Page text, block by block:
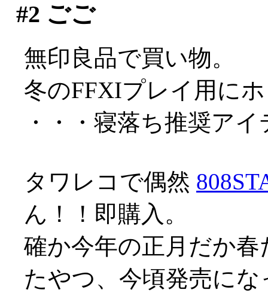
#2 ごご
無印良品で買い物。
冬のFFXIプレイ用に
・・・寝落ち推奨ア
タワレコで偶然
ん！！即購入。
確か今年の正月だか
たやつ、今頃発売に